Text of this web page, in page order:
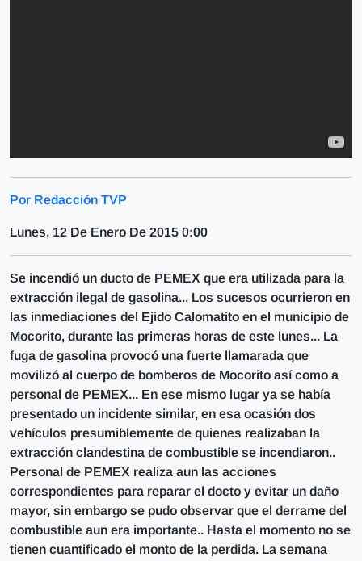
Por Redacción TVP
Lunes, 12 De Enero De 2015 0:00
Se incendió un ducto de PEMEX que era utilizada para la
extracción ilegal de gasolina... Los sucesos ocurrieron en
las inmediaciones del Ejido Calomatito en el municipio de
Mocorito, durante las primeras horas de este lunes... La
fuga de gasolina provocó una fuerte llamarada que
movilizó al cuerpo de bomberos de Mocorito así como a
personal de PEMEX... En ese mismo lugar ya se había
presentado un incidente similar, en esa ocasión dos
vehículos presumiblemente de quienes realizaban la
extracción clandestina de combustible se incendiaron..
Personal de PEMEX realiza aun las acciones
correspondientes para reparar el docto y evitar un daño
mayor, sin embargo se pudo observar que el derrame del
combustible aun era importante.. Hasta el momento no se
tienen cuantificado el monto de la perdida. La semana